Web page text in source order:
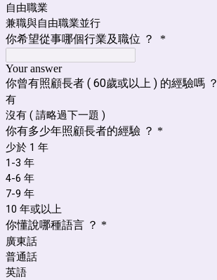
自由職業
兼職與自由職業並行
你希望從事哪個行業及職位 ？ *
Your answer
你曾有照顧長者 ( 60歲或以上 ) 的經驗嗎 ？
有
沒有 ( 請略過下一題 )
你有多少年照顧長者的經驗 ？ *
少於 1 年
1-3 年
4-6 年
7-9 年
10 年或以上
你懂說哪種語言 ？ *
廣東話
普通話
英語